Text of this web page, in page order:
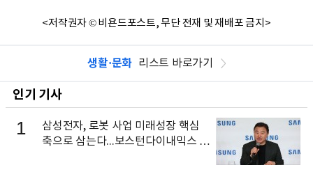
<저작권자 © 비욘드포스트, 무단 전재 및 재배포 금지>
생활·문화 리스트 바로가기
인기 기사
1
삼성전자, 로봇 사업 미래성장 핵심
축으로 삼는다...보스턴다이내믹스 출